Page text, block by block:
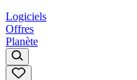
Logiciels
Offres
Planète